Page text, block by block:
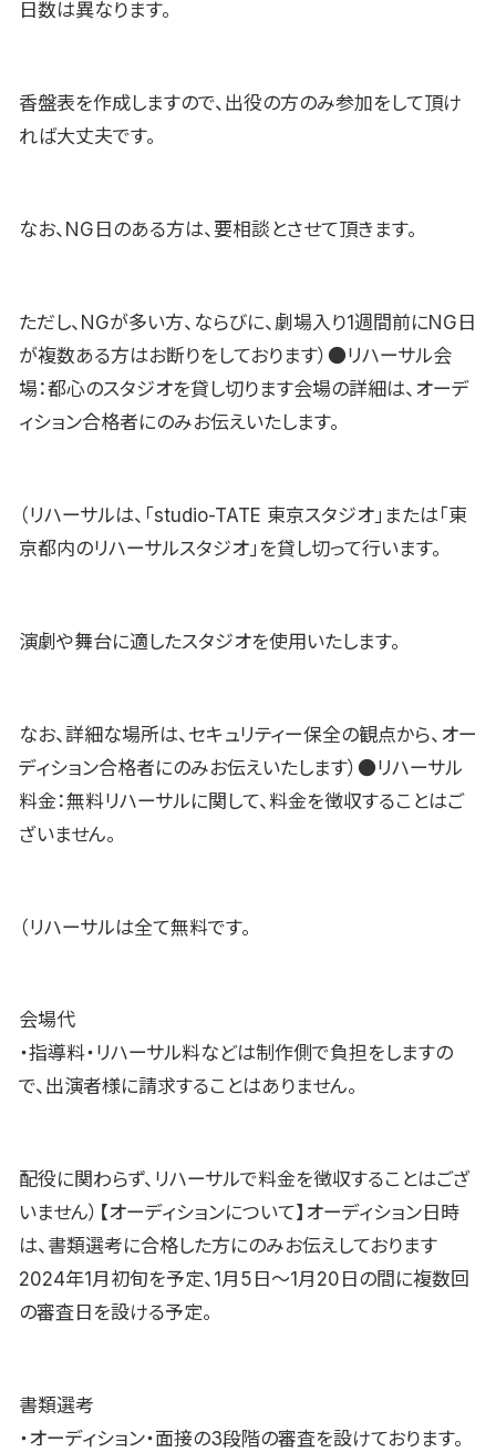
日数は異なります。
香盤表を作成しますので、出役の方のみ参加をして頂け
れば大丈夫です。
なお、NG日のある方は、要相談とさせて頂きます。
ただし、NGが多い方、ならびに、劇場入り1週間前にNG日
が複数ある方はお断りをしております）●リハーサル会
場：都心のスタジオを貸し切ります会場の詳細は、オーデ
ィション合格者にのみお伝えいたします。
（リハーサルは、「studio-TATE 東京スタジオ」または「東
京都内のリハーサルスタジオ」を貸し切って行います。
演劇や舞台に適したスタジオを使用いたします。
なお、詳細な場所は、セキュリティー保全の観点から、オー
ディション合格者にのみお伝えいたします）●リハーサル
料金：無料リハーサルに関して、料金を徴収することはご
ざいません。
（リハーサルは全て無料です。
会場代
・指導料・リハーサル料などは制作側で負担をしますの
で、出演者様に請求することはありません。
配役に関わらず、リハーサルで料金を徴収することはござ
いません）【オーディションについて】オーディション日時
は、書類選考に合格した方にのみお伝えしております
2024年1月初旬を予定、1月5日〜1月20日の間に複数回
の審査日を設ける予定。
書類選考
・オーディション・面接の3段階の審査を設けております。